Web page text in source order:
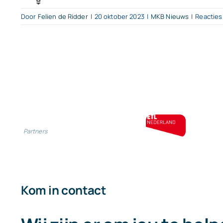
Door Felien de Ridder | 20 oktober 2023 | MKB Nieuws |
Partners
Kom in contact